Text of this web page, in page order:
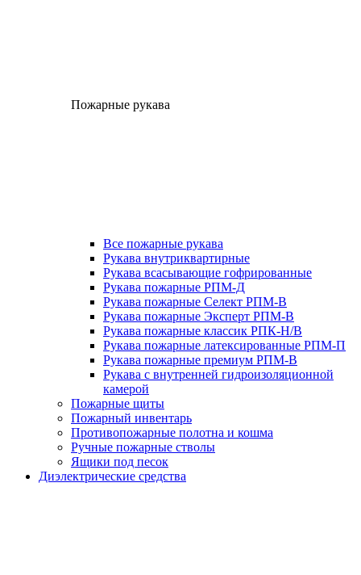
Пожарные рукава
Все пожарные рукава
Рукава внутриквартирные
Рукава всасывающие гофрированные
Рукава пожарные РПМ-Д
Рукава пожарные Селект РПМ-В
Рукава пожарные Эксперт РПМ-В
Рукава пожарные классик РПК-Н/В
Рукава пожарные латексированные РПМ-П
Рукава пожарные премиум РПМ-В
Рукава с внутренней гидроизоляционной
камерой
Пожарные щиты
Пожарный инвентарь
Противопожарные полотна и кошма
Ручные пожарные стволы
Ящики под песок
Диэлектрические средства